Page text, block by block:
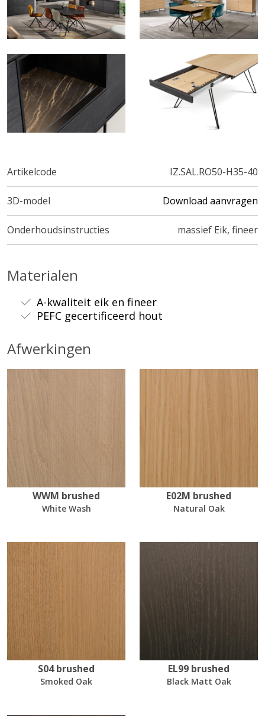
Artikelcode IZ.SAL.RO50-H35-40
3D-model Download aanvragen
Onderhoudsinstructies massief Eik, fineer
Materialen
A-kwaliteit eik en fineer
PEFC gecertificeerd hout
Afwerkingen
WWM brushed
White Wash
E02M brushed
Natural Oak
S04 brushed
Smoked Oak
EL99 brushed
Black Matt Oak